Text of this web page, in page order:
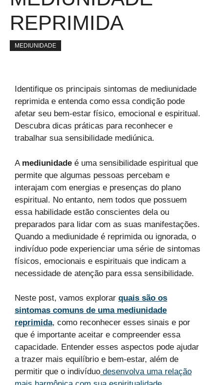
REPRIMIDA
MEDIUNIDADE
Identifique os principais sintomas de mediunidade
reprimida e entenda como essa condição pode
afetar seu bem-estar físico, emocional e espiritual.
Descubra dicas práticas para reconhecer e
trabalhar sua sensibilidade mediúnica.
A mediunidade é uma sensibilidade espiritual que
permite que algumas pessoas percebam e
interajam com energias e presenças do plano
espiritual. No entanto, nem todos que possuem
essa habilidade estão conscientes dela ou
preparados para lidar com as suas manifestações.
Quando a mediunidade é reprimida ou ignorada, o
indivíduo pode experienciar uma série de sintomas
físicos, emocionais e espirituais que indicam a
necessidade de atenção para essa sensibilidade.
Neste post, vamos explorar quais são os
sintomas comuns de uma mediunidade
reprimida, como reconhecer esses sinais e por
que é importante aceitar e compreender essa
capacidade. Entender esses aspectos pode ajudar
a trazer mais equilíbrio e bem-estar, além de
permitir que o indivíduo desenvolva uma relação